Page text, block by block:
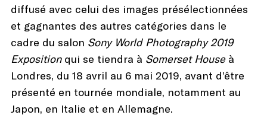
diffusé avec celui des images présélectionnées
et gagnantes des autres catégories dans le
cadre du salon Sony World Photography 2019
Expositionqui se tiendra à Somerset House à
Londres, du 18 avril au 6 mai 2019, avant d’être
présenté en tournée mondiale, notamment au
Japon, en Italie et en Allemagne.